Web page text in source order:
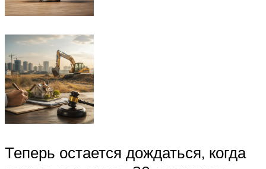
Теперь остается дождаться, когда